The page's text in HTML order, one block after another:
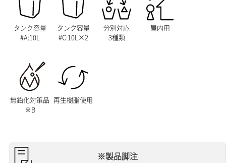
タンク容量
#A:10L
タンク容量
#C:10L×2
分別対応
3種類
屋内用
無鉛化対策品
※B
再生樹脂使用
※製品脚注